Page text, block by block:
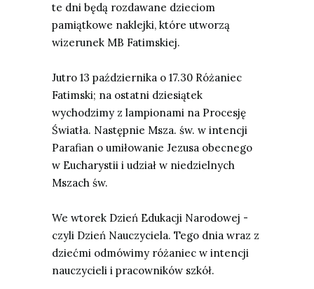
te dni będą rozdawane dzieciom
pamiątkowe naklejki, które utworzą
wizerunek MB Fatimskiej.
Jutro 13 października o 17.30 Różaniec
Fatimski; na ostatni dziesiątek
wychodzimy z lampionami na Procesję
Światła. Następnie Msza. św. w intencji
Parafian o umiłowanie Jezusa obecnego
w Eucharystii i udział w niedzielnych
Mszach św.
We wtorek Dzień Edukacji Narodowej -
czyli Dzień Nauczyciela. Tego dnia wraz z
dziećmi odmówimy różaniec w intencji
nauczycieli i pracowników szkół.